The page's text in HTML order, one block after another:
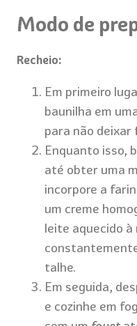
Modo de
Recheio:
Em primeiro
baunilha em
para não deixar
Enquanto isso,
até obter uma
incorpore a
um creme
leite aquecido
talhe.
Em seguida,
e cozinhe em